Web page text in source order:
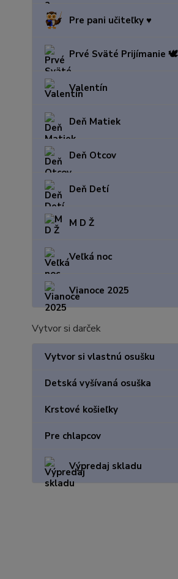
Pre pani učiteľky ♥️
Prvé Sväté Prijímanie 🕊️
Valentín
Deň Matiek
Deň Otcov
Deň Detí
M D Ž
Veľká noc
Vianoce 2025
Vytvor si darček
Vytvor si vlastnú osušku
Detská vyšívaná osuška
Krstové košieľky
Pre chlapcov
Výpredaj skladu